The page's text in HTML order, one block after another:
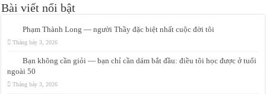
Bài viết nổi bật
Phạm Thành Long — người Thầy đặc biệt nhất cuộc đời tôi
Tháng bảy 3, 2026
Bạn không cần giỏi — bạn chỉ cần dám bắt đầu: điều tôi học được ở tuổi
ngoài 50
Tháng bảy 3, 2026